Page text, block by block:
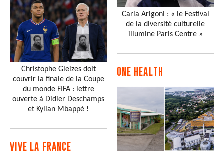
Christophe Gleizes doit
couvrir la finale de la Coupe
du monde FIFA : lettre
ouverte à Didier Deschamps
et Kylian Mbappé !
VIVE LA FRANCE
Carla Arigoni : « le Festival
de la diversité culturelle
illumine Paris Centre »
ONE HEALTH